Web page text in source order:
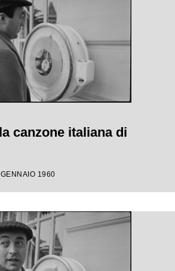
canzone italiana di
1960